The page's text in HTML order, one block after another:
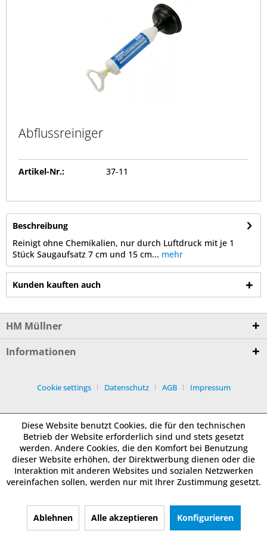
Abflussreiniger
Artikel-Nr.: 37-11
Beschreibung
Reinigt ohne Chemikalien, nur durch Luftdruck mit je 1
Stück Saugaufsatz 7 cm und 15 cm... mehr
Kunden kauften auch
HM Müllner
Informationen
Cookie settings Datenschutz AGB Impressum
Diese Website benutzt Cookies, die für den technischen
Betrieb der Website erforderlich sind und stets gesetzt
werden. Andere Cookies, die den Komfort bei Benutzung
dieser Website erhöhen, der Direktwerbung dienen oder die
Interaktion mit anderen Websites und sozialen Netzwerken
vereinfachen sollen, werden nur mit Ihrer Zustimmung gesetzt.
Ablehnen Alle akzeptieren Konfigurieren